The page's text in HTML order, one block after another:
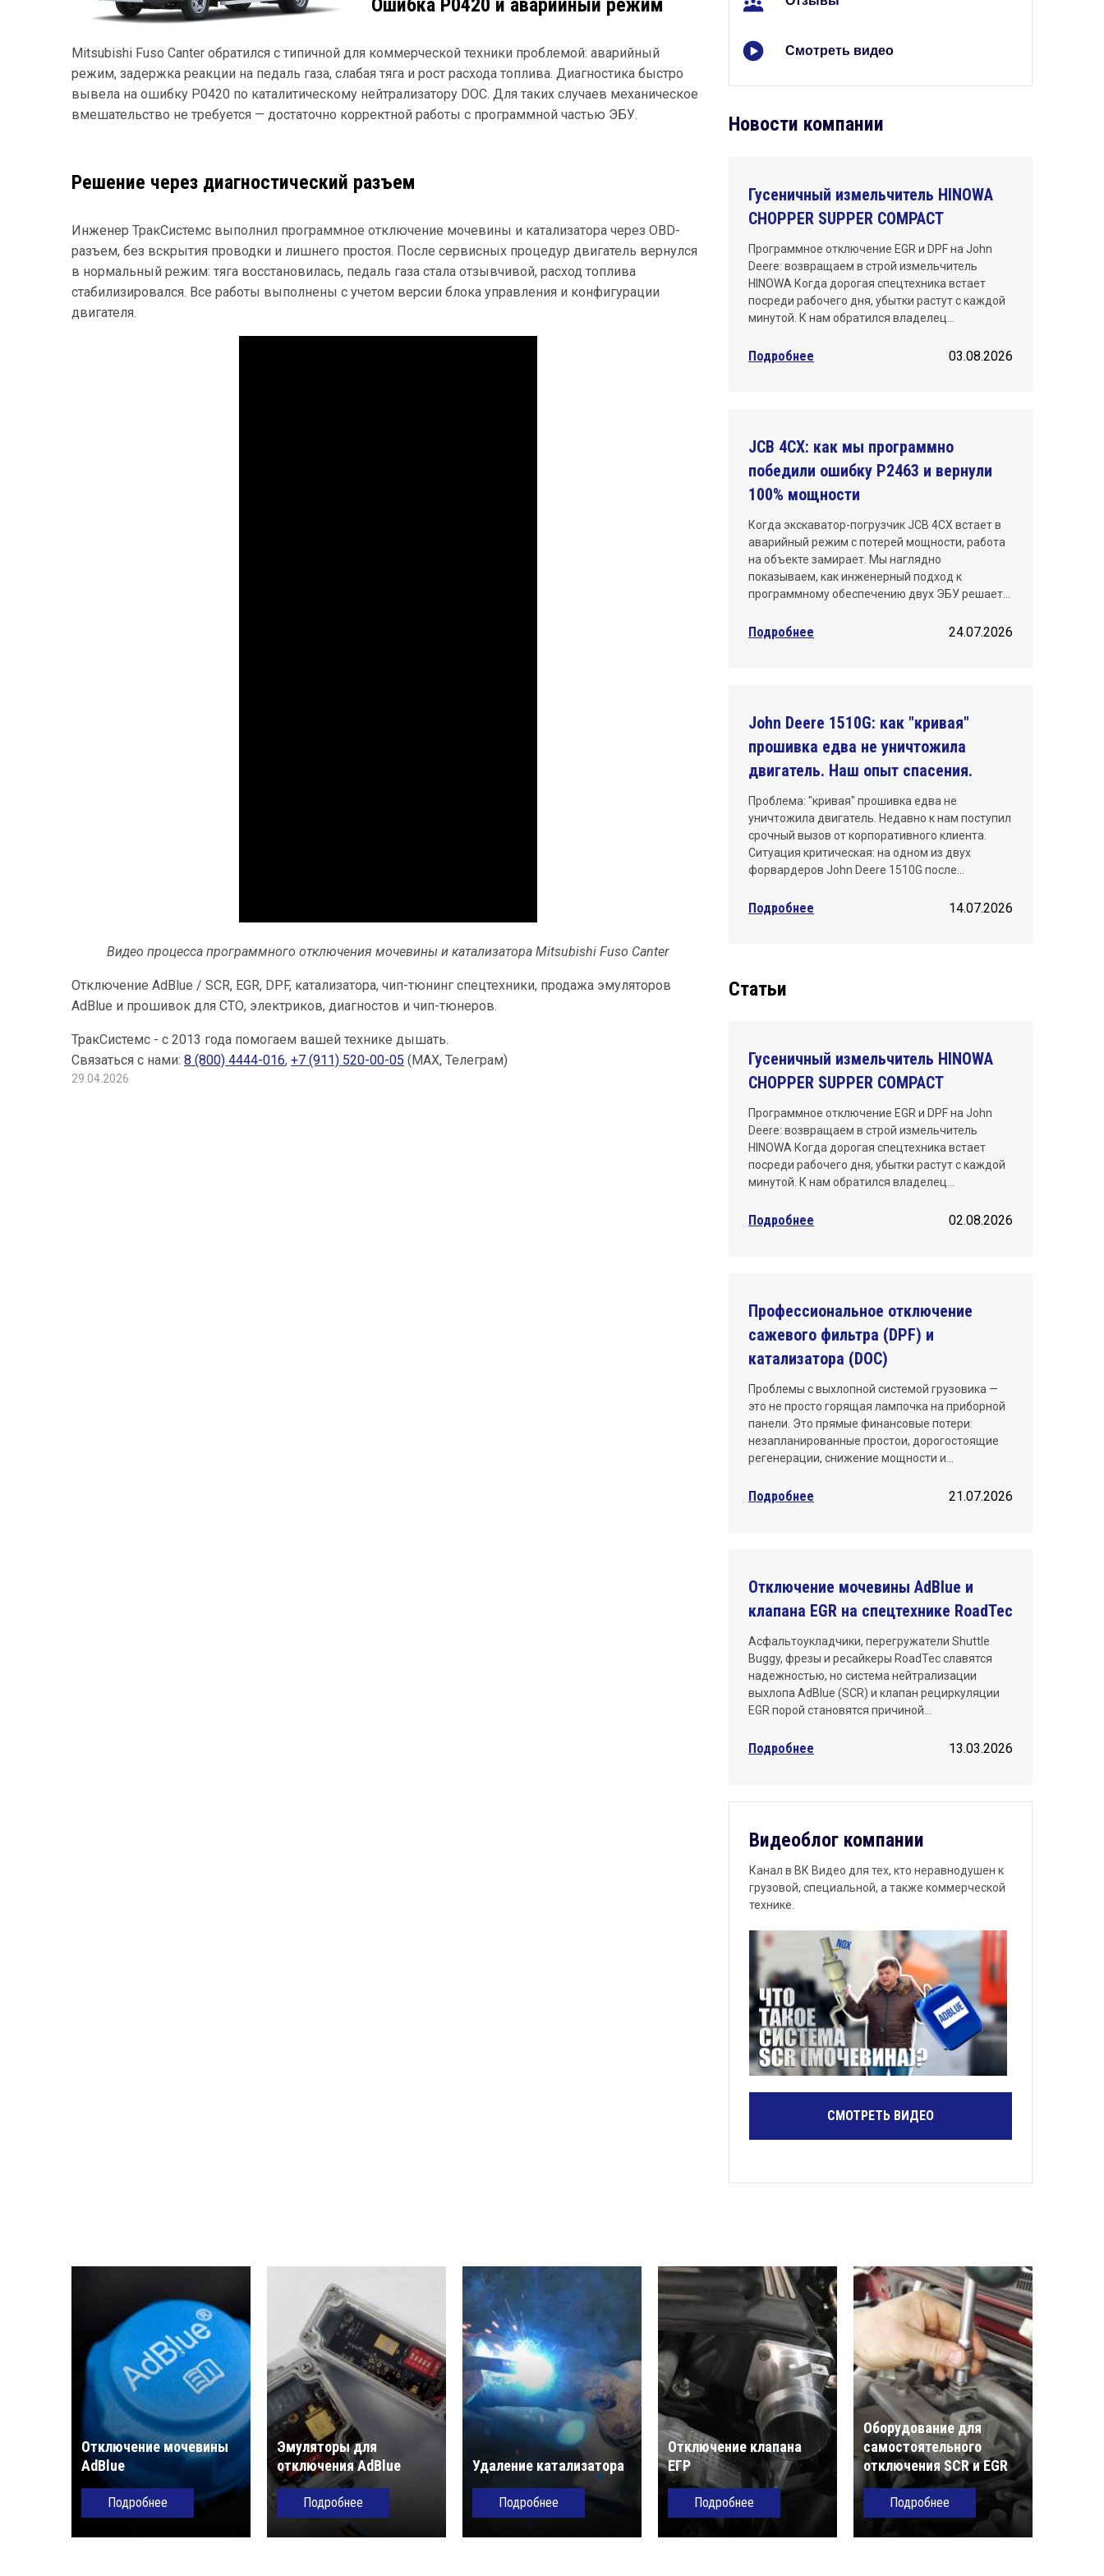
Краснодар
Новосибирск
Омск
Пермь
Ростов-на-Дону
Тюмень
Уфа
Хабаровск
Челябинск
Ярославль
Ошибка P0420 и аварийный режим
Mitsubishi Fuso Canter обратился с типичной для коммерческой техники проблемой: аварийный
режим, задержка реакции на педаль газа, слабая тяга и рост расхода топлива. Диагностика быстро
вывела на ошибку P0420 по каталитическому нейтрализатору DOC. Для таких случаев механическое
вмешательство не требуется — достаточно корректной работы с программной частью ЭБУ.
Решение через диагностический разъем
Инженер ТракСистемс выполнил программное отключение мочевины и катализатора через OBD-
разъем, без вскрытия проводки и лишнего простоя. После сервисных процедур двигатель вернулся
в нормальный режим: тяга восстановилась, педаль газа стала отзывчивой, расход топлива
стабилизировался. Все работы выполнены с учетом версии блока управления и конфигурации
двигателя.
Видео процесса программного отключения мочевины и катализатора Mitsubishi Fuso Canter
Отключение AdBlue / SCR, EGR, DPF, катализатора, чип-тюнинг спецтехники, продажа эмуляторов
AdBlue и прошивок для СТО, электриков, диагностов и чип-тюнеров.
ТракСистемс - с 2013 года помогаем вашей технике дышать.
Связаться с нами: 8 (800) 4444-016, +7 (911) 520-00-05 (МАХ, Телеграм)
29.04.2026
Смотреть видео
Новости компании
Гусеничный измельчитель HINOWA
CHOPPER SUPPER COMPACT
Программное отключение EGR и DPF на John
Deere: возвращаем в строй измельчитель
HINOWA Когда дорогая спецтехника встает
посреди рабочего дня, убытки растут с каждой
минутой. К нам обратился владелец…
Подробнее 03.08.2026
JCB 4CX: как мы программно
победили ошибку P2463 и вернули
100% мощности
Когда экскаватор-погрузчик JCB 4CX встает в
аварийный режим с потерей мощности, работа
на объекте замирает. Мы наглядно
показываем, как инженерный подход к
программному обеспечению двух ЭБУ решает…
Подробнее 24.07.2026
John Deere 1510G: как "кривая"
прошивка едва не уничтожила
двигатель. Наш опыт спасения.
Проблема: "кривая" прошивка едва не
уничтожила двигатель. Недавно к нам поступил
срочный вызов от корпоративного клиента.
Ситуация критическая: на одном из двух
форвардеров John Deere 1510G после…
Подробнее 14.07.2026
Статьи
Гусеничный измельчитель HINOWA
CHOPPER SUPPER COMPACT
Программное отключение EGR и DPF на John
Deere: возвращаем в строй измельчитель
HINOWA Когда дорогая спецтехника встает
посреди рабочего дня, убытки растут с каждой
минутой. К нам обратился владелец…
02.08.2026
Подробнее
Профессиональное отключение
сажевого фильтра (DPF) и
катализатора (DOC)
Проблемы с выхлопной системой грузовика —
это не просто горящая лампочка на приборной
панели. Это прямые финансовые потери:
незапланированные простои, дорогостоящие
регенерации, снижение мощности и…
21.07.2026
Подробнее
Отключение мочевины AdBlue и
клапана EGR на спецтехнике RoadTec
Асфальтоукладчики, перегружатели Shuttle
Buggy, фрезы и ресайкеры RoadTec славятся
надежностью, но система нейтрализации
выхлопа AdBlue (SCR) и клапан рециркуляции
EGR порой становятся причиной…
13.03.2026
Подробнее
Видеоблог компании
Канал в ВК Видео для тех, кто неравнодушен к
грузовой, специальной, а также коммерческой
технике.
СМОТРЕТЬ ВИДЕО
Отключение мочевины
AdBlue
Подробнее
Эмуляторы для
отключения AdBlue
Подробнее
Удаление катализатора
Подробнее
Отключение клапана
ЕГР
Подробнее
Оборудование для
самостоятельного
отключения SCR и EGR
Подробнее